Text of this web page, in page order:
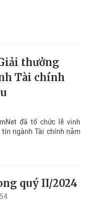
thưởng
Tài chính
đã tổ chức lễ vinh
ngành Tài chính năm
quý II/2024